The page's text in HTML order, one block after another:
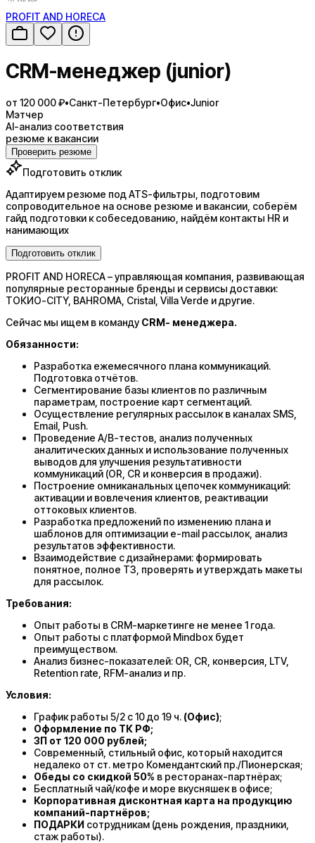
PROFIT AND HORECA
CRM-менеджер (junior)
от 120 000 ₽•Санкт-Петербург•Офис•Junior
Мэтчер
AI-анализ соответствия
резюме к вакансии
Проверить резюме
Подготовить отклик
Адаптируем резюме под ATS-фильтры, подготовим
сопроводительное на основе резюме и вакансии, соберём
гайд подготовки к собеседованию, найдём контакты HR и
нанимающих
Подготовить отклик
PROFIT AND HORECA – управляющая компания, развивающая
популярные ресторанные бренды и сервисы доставки:
ТОКИО-CITY, BAHROMA, Cristal, Villa Verde и другие.
Сейчас мы ищем в команду CRM- менеджера.
Обязанности:
Разработка ежемесячного плана коммуникаций.
Подготовка отчётов.
Сегментирование базы клиентов по различным
параметрам, построение карт сегментаций.
Осуществление регулярных рассылок в каналах SMS,
Email, Push.
Проведение A/B-тестов, анализ полученных
аналитических данных и использование полученных
выводов для улучшения результативности
коммуникаций (OR, CR и конверсия в продажи).
Построение омниканальных цепочек коммуникаций:
активации и вовлечения клиентов, реактивации
оттоковых клиентов.
Разработка предложений по изменению плана и
шаблонов для оптимизации e-mail рассылок, анализ
результатов эффективности.
Взаимодействие с дизайнерами: формировать
понятное, полное ТЗ, проверять и утверждать макеты
для рассылок.
Требования:
Опыт работы в CRM-маркетинге не менее 1 года.
Опыт работы с платформой Mindboх будет
преимуществом.
Анализ бизнес-показателей: OR, CR, конверсия, LTV,
Retention rate, RFM-анализ и пр.
Условия:
График работы 5/2 с 10 до 19 ч. (Офис);
Оформление по ТК РФ;
ЗП от 120 000 рублей;
Современный, стильный офис, который находится
недалеко от ст. метро Комендантский пр./Пионерская;
Обеды со скидкой 50% в ресторанах-партнёрах;
Бесплатный чай/кофе и море вкусняшек в офисе;
Корпоративная дисконтная карта на продукцию
компаний-партнёров;
ПОДАРКИ сотрудникам (день рождения, праздники,
стаж работы).